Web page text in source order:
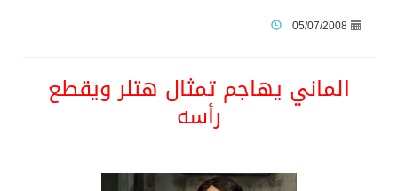
05/07/2008
الماني يهاجم تمثال هتلر ويقطع
رأسه